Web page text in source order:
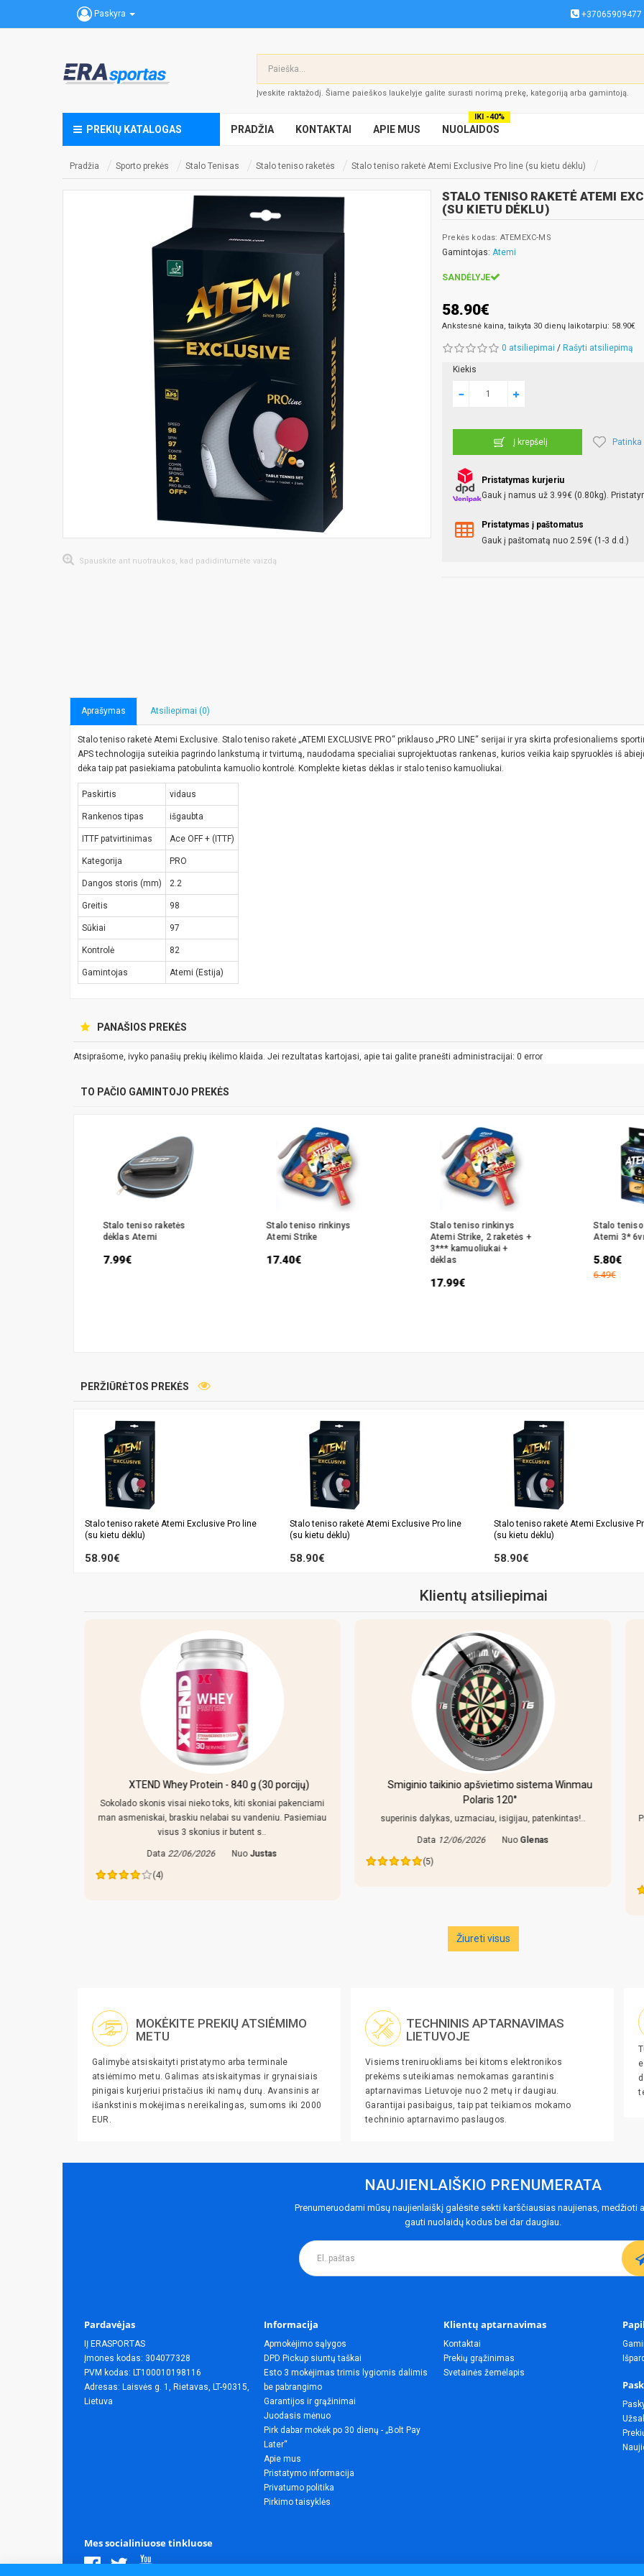
Paskyra +37065909477
Įveskite raktažodį. Šiame paieškos laukelyje galite surasti norimą prekę, kategoriją arba gamintoją.
PREKIŲ KATALOGAS PRADŽIA KONTAKTAI APIE MUS NUOLAIDOS
IKI -40%
Pradžia Sporto prekės Stalo Tenisas Stalo teniso raketės Stalo teniso raketė Atemi Exclusive Pro line (su kietu dėklu)
Spauskite ant nuotraukos, kad padidintumėte vaizdą
STALO TENISO RAKETĖ ATEMI
(SU KIETU DĖKLU)
Prekės kodas: ATEMEXC-MS
Gamintojas: Atemi
SANDĖLYJE
58.90€
Ankstesnė kaina, taikyta 30 dienų laikotarpiu: 58.90€
0 atsiliepimai / Rašyti atsiliepimą
Kiekis
Į krepšelį Patinka
Pristatymas kurjeriu
Gauk į namus už 3.99€ (0.80kg).
Pristatymas į paštomatus
Gauk į paštomatą nuo 2.59€ (1-3 d.d.)
Aprašymas Atsiliepimai (0)
Stalo teniso raketė Atemi Exclusive. Stalo teniso raketė „ATEMI EXCLUSIVE PRO“ priklauso „PRO LINE“ serijai ir yra skirta profesionaliems
APS technologija suteikia pagrindo lankstumą ir tvirtumą, naudodama specialiai suprojektuotas rankenas, kurios veikia kaip spyruoklės iš
dėka taip pat pasiekiama patobulinta kamuolio kontrolė. Komplekte kietas dėklas ir stalo teniso kamuoliukai.
Paskirtis vidaus
Rankenos tipas išgaubta
ITTF patvirtinimas Ace OFF + (ITTF)
Kategorija PRO
Dangos storis (mm) 2.2
Greitis 98
Sūkiai 97
Kontrolė 82
Gamintojas Atemi (Estija)
PANAŠIOS PREKĖS
Atsiprašome, ivyko panašių prekių ikėlimo klaida. Jei rezultatas kartojasi, apie tai galite pranešti administracijai: 0 error
TO PAČIO GAMINTOJO PREKĖS
Stalo teniso raketės
dėklas Atemi
7.99€
Stalo teniso rinkinys
Atemi Strike
17.40€
Stalo teniso rinkinys
Atemi Strike, 2 raketės +
3*** kamuoliukai +
dėklas
17.99€
Stalo
Atemi 3*
5.80€
6.49€
PERŽIŪRĖTOS PREKĖS
Stalo teniso raketė Atemi Exclusive Pro line
(su kietu dėklu)
58.90€
Stalo teniso raketė Atemi Exclusive Pro line
(su kietu dėklu)
58.90€
Stalo teniso raketė Atemi Exclusive
(su kietu dėklu)
58.90€
Klientų atsiliepimai
XTEND Whey Protein - 840 g (30 porcijų)
Sokolado skonis visai nieko toks, kiti skoniai pakenciami
man asmeniskai, braskiu nelabai su vandeniu. Pasiemiau
visus 3 skonius ir butent s..
Data 22/06/2026 Nuo Justas
(4)
Smiginio taikinio apšvietimo sistema Winmau
Polaris 120°
superinis dalykas, uzmaciau, isigijau, patenkintas!..
Data 12/06/2026 Nuo Glenas
(5)
Žiureti visus
MOKĖKITE PREKIŲ ATSIĖMIMO
METU
Galimybė atsiskaityti pristatymo arba terminale
atsiėmimo metu. Galimas atsiskaitymas ir grynaisiais
pinigais kurjeriui pristačius iki namų durų. Avansinis ar
išankstinis mokėjimas nereikalingas, sumoms iki 2000
EUR.
TECHNINIS APTARNAVIMAS
LIETUVOJE
Visiems treniruokliams bei kitoms elektronikos
prekėms suteikiamas nemokamas garantinis
aptarnavimas Lietuvoje nuo 2 metų ir daugiau.
Garantijai pasibaigus, taip pat teikiamos mokamo
techninio aptarnavimo paslaugos.
NAUJIENLAIŠKIO PRENUMERATA
Prenumeruodami mūsų naujienlaiškį galėsite sekti karščiausias naujienas, medžioti
gauti nuolaidų kodus bei dar daugiau.
Pardavėjas
IĮ ERASPORTAS
Įmones kodas: 304077328
PVM kodas: LT100010198116
Adresas: Laisvės g. 1, Rietavas, LT-90315,
Lietuva
Informacija
Apmokėjimo sąlygos
DPD Pickup siuntų taškai
Esto 3 mokėjimas trimis lygiomis dalimis
be pabrangimo
Garantijos ir grąžinimai
Juodasis mėnuo
Pirk dabar mokėk po 30 dienų - „Bolt Pay
Later“
Apie mus
Pristatymo informacija
Privatumo politika
Pirkimo taisyklės
Klientų aptarnavimas
Kontaktai
Prekių grąžinimas
Svetainės žemėlapis
Mes socialiniuose tinkluose